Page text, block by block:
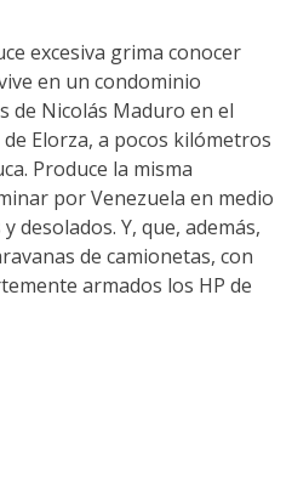
excesiva grima conocer
en un condominio
de Nicolás Maduro en el
Elorza, a pocos kilómetros
Produce la misma
por Venezuela en medio
desolados. Y, que, además,
de camionetas, con
armados los HP de